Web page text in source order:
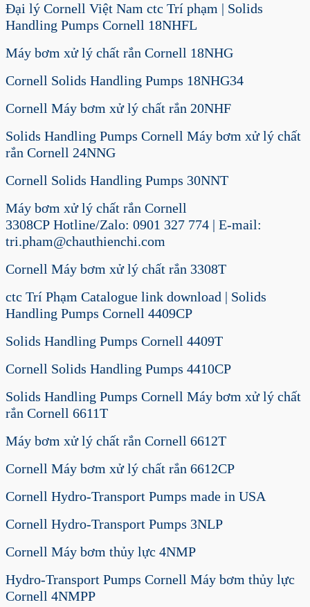
Đại lý Cornell Việt Nam ctc Trí phạm | Solids
Handling Pumps Cornell 18NHFL
Máy bơm xử lý chất rắn Cornell 18NHG
Cornell Solids Handling Pumps 18NHG34
Cornell Máy bơm xử lý chất rắn 20NHF
Solids Handling Pumps Cornell Máy bơm xử lý chất
rắn Cornell 24NNG
Cornell Solids Handling Pumps 30NNT
Máy bơm xử lý chất rắn Cornell
3308CP Hotline/Zalo: 0901 327 774 | E-mail:
tri.pham@chauthienchi.com
Cornell Máy bơm xử lý chất rắn 3308T
ctc Trí Phạm Catalogue link download | Solids
Handling Pumps Cornell 4409CP
Solids Handling Pumps Cornell 4409T
Cornell Solids Handling Pumps 4410CP
Solids Handling Pumps Cornell Máy bơm xử lý chất
rắn Cornell 6611T
Máy bơm xử lý chất rắn Cornell 6612T
Cornell Máy bơm xử lý chất rắn 6612CP
Cornell Hydro-Transport Pumps made in USA
Cornell Hydro-Transport Pumps 3NLP
Cornell Máy bơm thủy lực 4NMP
Hydro-Transport Pumps Cornell Máy bơm thủy lực
Cornell 4NMPP